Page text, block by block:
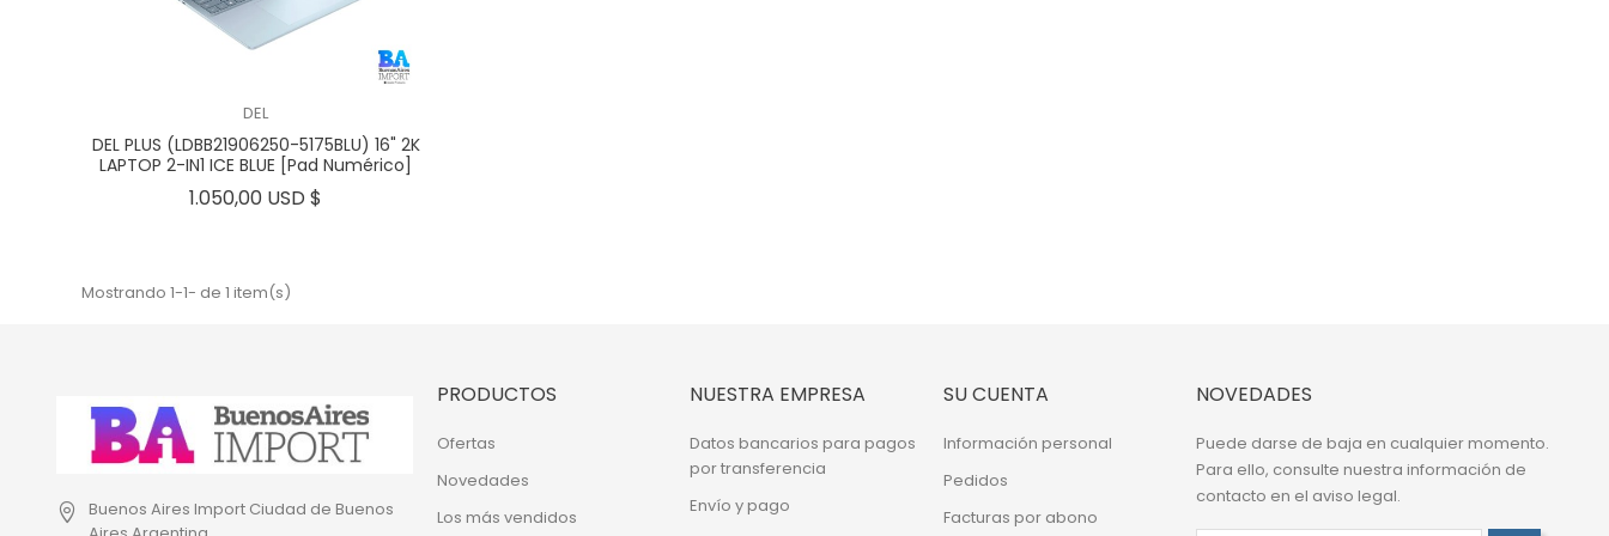
DEL
DEL PLUS (LDBB21906250-5175BLU) 16" 2K
LAPTOP 2-IN1 ICE BLUE [Pad Numérico]
1.050,00 USD $
Mostrando 1-1- de 1 item(s)
Buenos Aires Import Ciudad de Buenos
PRODUCTOS
Ofertas
Novedades
Los más vendidos
NUESTRA EMPRESA
Datos bancarios para pagos
por transferencia
Envío y pago
SU CUENTA
Información personal
Pedidos
Facturas por abono
NOVEDADES
Puede darse de baja en cualquier momento.
Para ello, consulte nuestra información de
contacto en el aviso legal.